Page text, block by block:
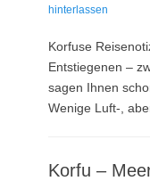
am
hinterlassen
Korfuse
Entstiegenen –
sagen Ihnen
Wenige Luft-,
Korfu –